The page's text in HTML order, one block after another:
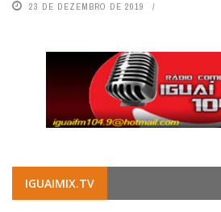
23 DE DEZEMBRO DE 2019
IGUAIMIX.TV